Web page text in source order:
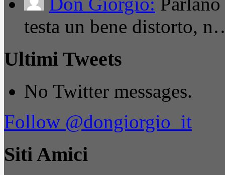
testa un bene distorto,
Ultimi Tweets
No Twitter messages.
Follow @dongiorgio_it
Siti Amici